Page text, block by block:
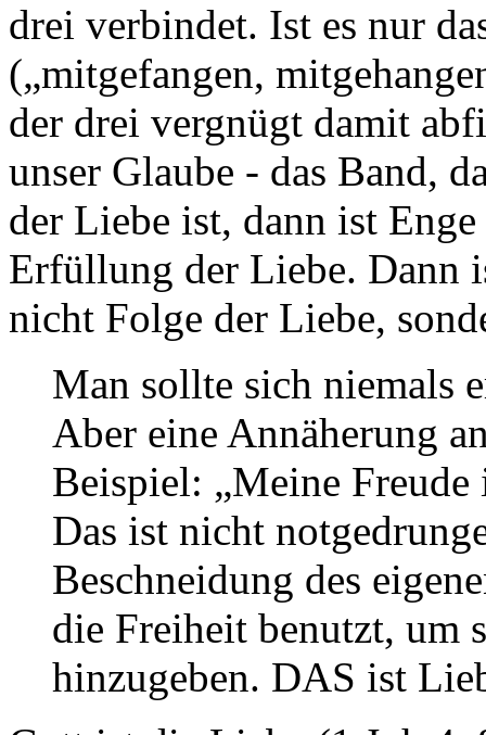
drei verbindet. Ist es nur
(„mitgefangen,
der drei vergnügt damit
unser Glaube - das Band,
der Liebe ist, dann ist
Erfüllung der Liebe. Dann
nicht Folge der Liebe,
Man sollte sich niemals
Aber eine Annäherung
Beispiel: „Meine
Das ist nicht
Beschneidung des
die Freiheit benutzt, um
hinzugeben. DAS ist